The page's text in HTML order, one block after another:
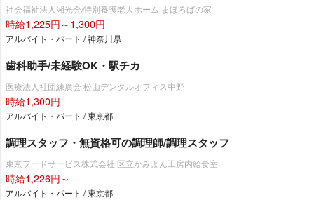
社会福祉法人湘光会/特別養護老人ホーム まほろばの家
時給1,225円～1,300円
アルバイト・パート / 神奈川県
歯科助手/未経験OK・駅チカ
医療法人社団練廣会 松山デンタルオフィス中野
時給1,300円
アルバイト・パート / 東京都
調理スタッフ・無資格可の調理師/調理スタッフ
東京フードサービス株式会社 区立かみよん工房内給食室
時給1,226円～
アルバイト・パート / 東京都